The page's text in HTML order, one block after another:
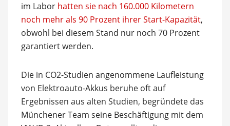
im Labor hatten sie nach 160.000 Kilometern
noch mehr als 90 Prozent ihrer Start-Kapazität,
obwohl bei diesem Stand nur noch 70 Prozent
garantiert werden.
Die in CO2-Studien angenommene Laufleistung
von Elektroauto-Akkus beruhe oft auf
Ergebnissen aus alten Studien, begründete das
Münchener Team seine Beschäftigung mit dem